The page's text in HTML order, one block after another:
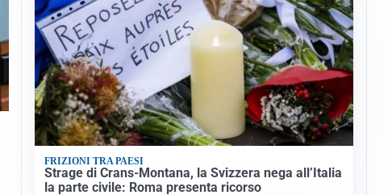
FRIZIONI TRA PAESI
Strage di Crans-Montana, la Svizzera nega all’Italia
la parte civile: Roma presenta ricorso